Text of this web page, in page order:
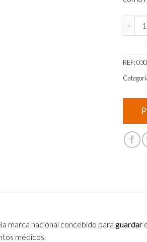
REF:
marca nacional concebido para guardar
médicos.